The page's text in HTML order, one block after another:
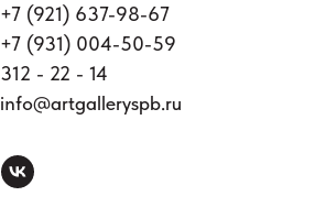
+7 (921) 637-98-67
+7 (931) 004-50-59
312 - 22 - 14
info@artgalleryspb.ru